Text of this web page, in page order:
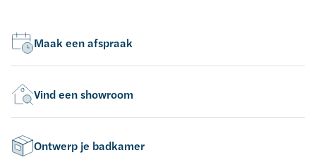
Maak een afspraak
Vind een showroom
Ontwerp je badkamer